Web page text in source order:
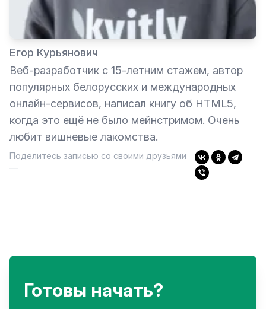
Егор Курьянович
Веб-разработчик с 15-летним стажем, автор
популярных белорусских и международных
онлайн-сервисов, написал книгу об HTML5,
когда это ещё не было мейнстримом. Очень
любит вишневые лакомства.
Поделитесь записью со своими друзьями
—
Готовы начать?